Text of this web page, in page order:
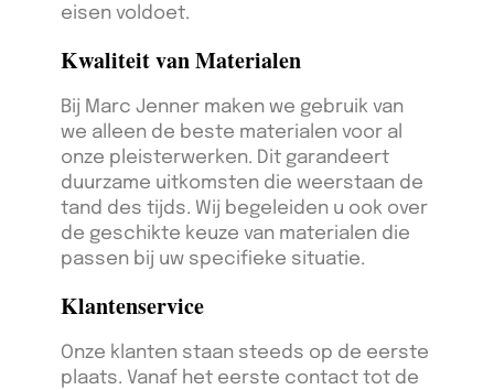
eisen voldoet.
Kwaliteit van Materialen
Bij Marc Jenner maken we gebruik van
we alleen de beste materialen voor al
onze pleisterwerken. Dit garandeert
duurzame uitkomsten die weerstaan de
tand des tijds. Wij begeleiden u ook over
de geschikte keuze van materialen die
passen bij uw specifieke situatie.
Klantenservice
Onze klanten staan steeds op de eerste
plaats. Vanaf het eerste contact tot de